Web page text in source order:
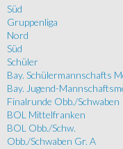
Süd
Gruppenliga
Nord
Süd
Schüler
Bay. Schülermannschafts
Bay. Jugend-
Finalrunde Obb./Schwaben
BOL Mittelfranken
BOL Obb./Schw.
Obb./Schwaben Gr. A